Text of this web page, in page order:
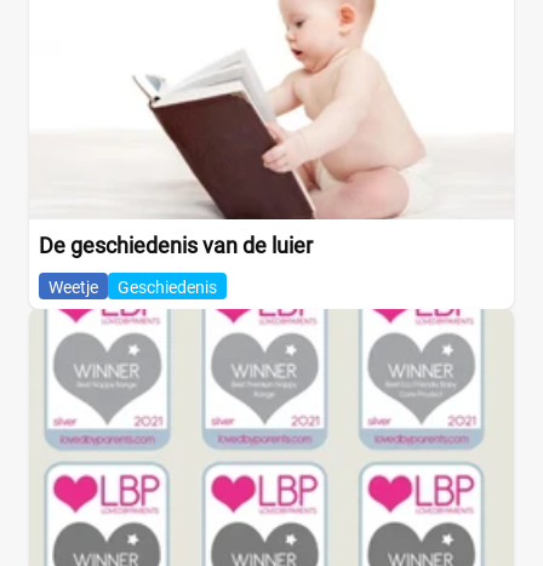
De geschiedenis van de luier
Weetje Geschiedenis